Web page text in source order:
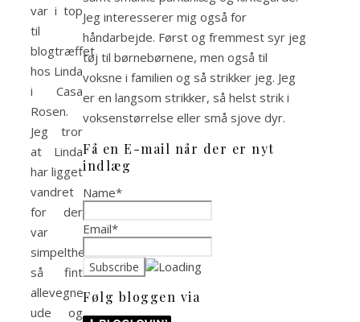
var i top
til
blogtræffet
hos Linda
i Casa
Rosen.
Jeg tror
at Linda
har ligget
vandret
for der
var
simpelthen
så fint
allevegne
ude og
Jeg interesserer mig også for
håndarbejde. Først og fremmest syr jeg
tøj til børnebørnene, men også til
voksne i familien og så strikker jeg. Jeg
er en langsom strikker, så helst strik i
voksenstørrelse eller små sjove dyr.
Få en E-mail når der er nyt
indlæg
Name*
Email*
Følg bloggen via